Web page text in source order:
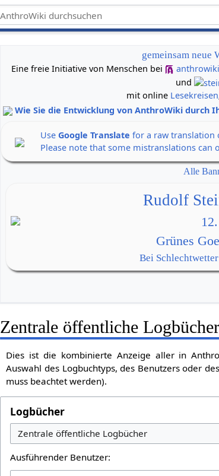
gemeinsam neue
Eine freie Initiative von Menschen bei
und
mit online Lesekreisen
Wie Sie die Entwicklung von AnthroWiki durch
UseGoogle Translate for a raw translation
Please note that some mistranslations can
Alle
Rudolf
Grünes
Bei
Zentrale öffentliche Logbücher
Dies ist die kombinierte Anzeige aller in
Auswahl des Logbuchtyps, des Benutzers oder
muss beachtet werden).
Logbücher
Ausführender Benutzer: